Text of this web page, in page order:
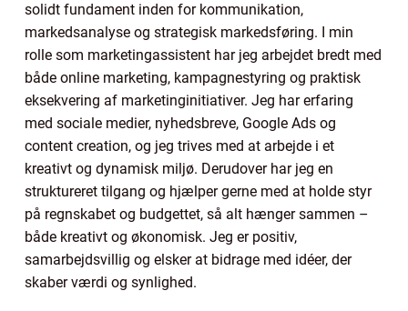
solidt fundament inden for kommunikation,
markedsanalyse og strategisk markedsføring. I min
rolle som marketingassistent har jeg arbejdet bredt med
både online marketing, kampagnestyring og praktisk
eksekvering af marketinginitiativer. Jeg har erfaring
med sociale medier, nyhedsbreve, Google Ads og
content creation, og jeg trives med at arbejde i et
kreativt og dynamisk miljø. Derudover har jeg en
struktureret tilgang og hjælper gerne med at holde styr
på regnskabet og budgettet, så alt hænger sammen –
både kreativt og økonomisk. Jeg er positiv,
samarbejdsvillig og elsker at bidrage med idéer, der
skaber værdi og synlighed.